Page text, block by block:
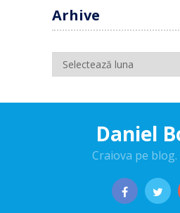
Arhive
Arhive
Daniel
Craiova pe